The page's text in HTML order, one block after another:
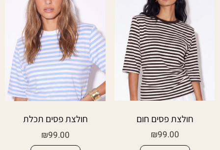
חולצת פסים חום
₪99.00
חולצת פסים תכלת
₪99.00